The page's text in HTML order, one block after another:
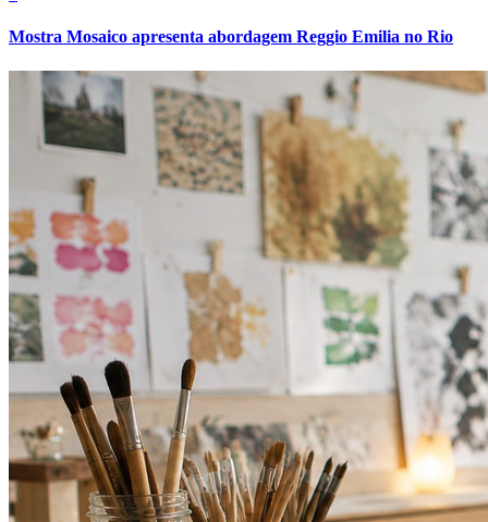
Mostra Mosaico apresenta abordagem Reggio Emilia no Rio